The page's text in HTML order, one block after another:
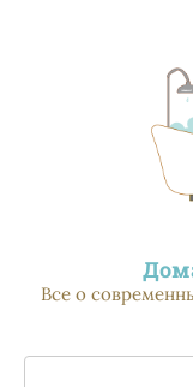
Все о
Поиск: